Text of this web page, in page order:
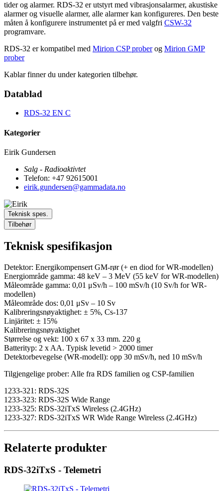
tider og alarmer. RDS-32 er utstyrt med vibrasjonsalarmer, akustiske
alarmer og visuelle alarmer, alle alarmer kan konfigureres. Den beste
måten å konfigurere instrumentet på er med valgfri CSW-32
programvare.
RDS-32 er kompatibel med Mirion CSP proberog Mirion GMP
prober
Kablar finner du under kategorien tilbehør.
Datablad
RDS-32 EN C
Kategorier
Eirik Gundersen
Salg - Radioaktivtet
Telefon: +47 92615001
eirik.gundersen@gammadata.no
Teknisk spes.
Tilbehør
Teknisk spesifikasjon
Detektor: Energikompensert GM-rør (+ en diod for WR-modellen)
Energiområde gamma: 48 keV – 3 MeV (55 keV for WR-modellen)
Måleområde gamma: 0,01 μSv/h – 100 mSv/h (10 Sv/h for WR-
modellen)
Måleområde dos: 0,01 μSv – 10 Sv
Kalibreringsnøyaktighet: ± 5%, Cs-137
Linjäritet: ± 15%
Kalibreringsnøyaktighet
Størrelse og vekt: 100 x 67 x 33 mm. 220 g
Batterityp: 2 x AA. Typisk levetid > 2000 timer
Detektorbevegelse (WR-modell): opp 30 mSv/h, ned 10 mSv/h
Tilgjengelige prober: Alle fra RDS familien og CSP-familien
1233-321: RDS-32S
1233-323: RDS-32S Wide Range
1233-325: RDS-32iTxS Wireless (2.4GHz)
1233-327: RDS-32iTxS WR Wide Range Wireless (2.4GHz)
Relaterte produkter
RDS-32iTxS - Telemetri